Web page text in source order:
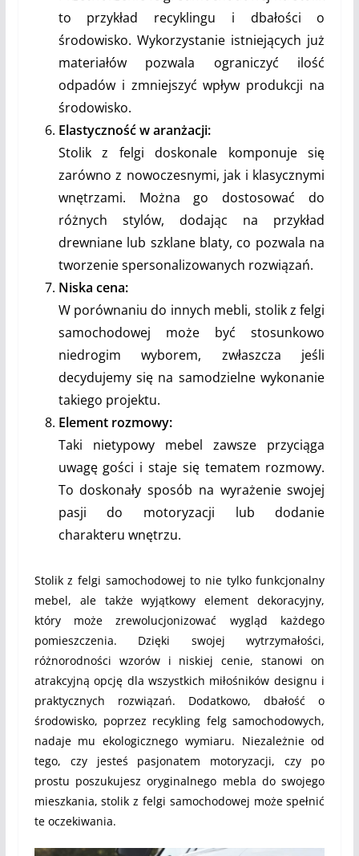
to przykład recyklingu i dbałości o
środowisko. Wykorzystanie istniejących już
materiałów pozwala ograniczyć ilość
odpadów i zmniejszyć wpływ produkcji na
środowisko.
Elastyczność w aranżacji:
Stolik z felgi doskonale komponuje się
zarówno z nowoczesnymi, jak i klasycznymi
wnętrzami. Można go dostosować do
różnych stylów, dodając na przykład
drewniane lub szklane blaty, co pozwala na
tworzenie spersonalizowanych rozwiązań.
Niska cena:
W porównaniu do innych mebli, stolik z felgi
samochodowej może być stosunkowo
niedrogim wyborem, zwłaszcza jeśli
decydujemy się na samodzielne wykonanie
takiego projektu.
Element rozmowy:
Taki nietypowy mebel zawsze przyciąga
uwagę gości i staje się tematem rozmowy.
To doskonały sposób na wyrażenie swojej
pasji do motoryzacji lub dodanie
charakteru wnętrzu.
Stolik z felgi samochodowej to nie tylko funkcjonalny
mebel, ale także wyjątkowy element dekoracyjny,
który może zrewolucjonizować wygląd każdego
pomieszczenia. Dzięki swojej wytrzymałości,
różnorodności wzorów i niskiej cenie, stanowi on
atrakcyjną opcję dla wszystkich miłośników designu i
praktycznych rozwiązań. Dodatkowo, dbałość o
środowisko, poprzez recykling felg samochodowych,
nadaje mu ekologicznego wymiaru. Niezależnie od
tego, czy jesteś pasjonatem motoryzacji, czy po
prostu poszukujesz oryginalnego mebla do swojego
mieszkania, stolik z felgi samochodowej może spełnić
te oczekiwania.